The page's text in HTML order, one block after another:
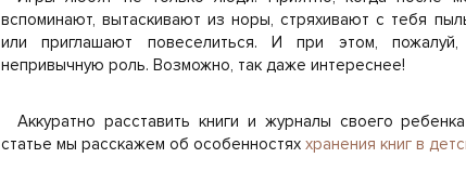
вспоминают, вытаскивают из норы, стряхивают с тебя
или приглашают повеселиться. И при этом,
непривычную роль. Возможно, так даже интереснее!
Аккуратно расставить книги и журналы своего
статье мы расскажем об особенностях хранения книг в